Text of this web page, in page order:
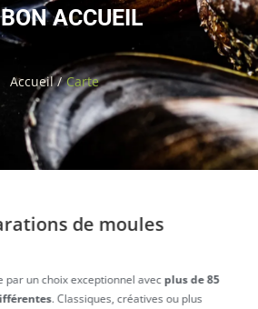
ACCUEIL
Accueil / Carte
de moules
par un choix exceptionnel avecplus de 85
. Classiques, créatives ou plus